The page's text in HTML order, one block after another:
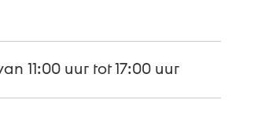
11:00uur tot17:00uur